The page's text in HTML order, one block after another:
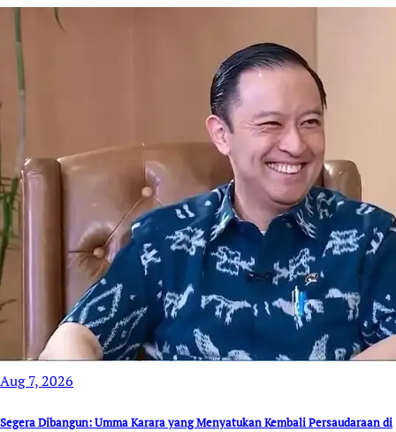
Aug 7, 2026
Segera Dibangun: Umma Karara yang Menyatukan Kembali Persaudaraan di